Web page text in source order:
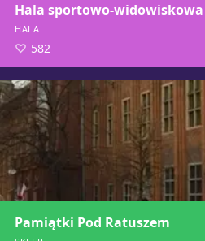
Hala sportowo-widowiskowa
HALA
582
Pamiątki Pod Ratuszem